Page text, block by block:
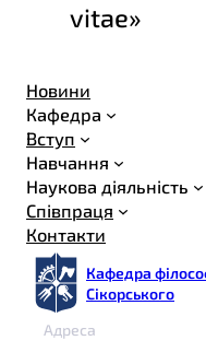
vitae»
Новини
Кафедра
Вступ
Навчання
Наукова діяльність
Співпраця
Контакти
Кафедра
Сікорського
Адреса